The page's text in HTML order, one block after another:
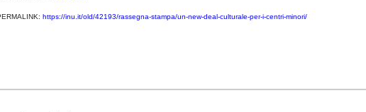
https://inu.it/old/42193/rassegna-stampa/un-new-deal-culturale-per-i-centri-minori/